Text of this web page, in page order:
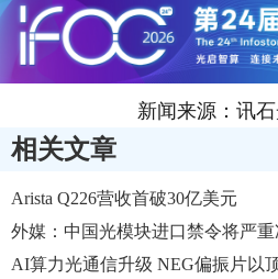
新闻来源：讯
相关文章
Arista Q226营收首破30亿美元
外媒：中国光模块进口禁令将严
AI算力光通信升级 NEG偏振片以